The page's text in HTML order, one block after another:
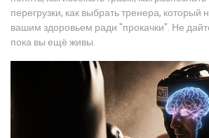
перегрузки, как выбрать тренера, который
вашим здоровьем ради "прокачки". Не
пока вы ещё живы.